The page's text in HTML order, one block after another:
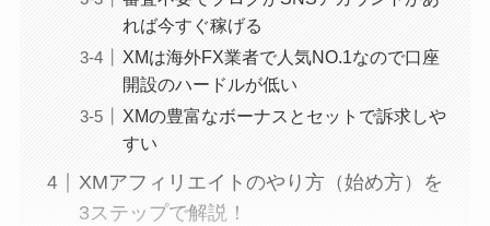
れば今すぐ稼げる
XMは海外FX業者で人気NO.1なので口座
開設のハードルが低い
XMの豊富なボーナスとセットで訴求しや
すい
XMアフィリエイトのやり方（始め方）を
3ステップで解説！